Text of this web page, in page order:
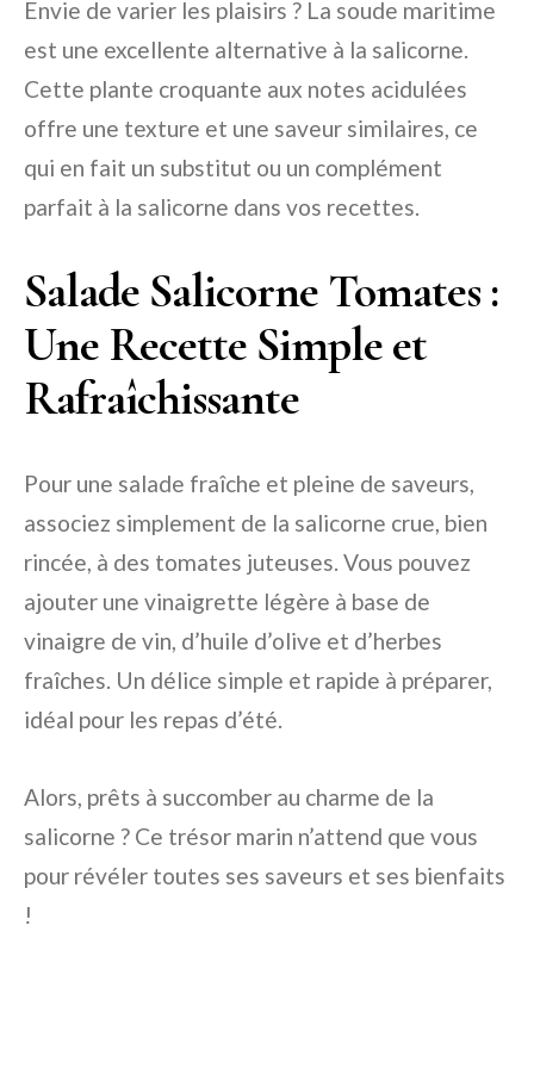
Envie de varier les plaisirs ? La soude maritime
est une excellente alternative à la salicorne.
Cette plante croquante aux notes acidulées
offre une texture et une saveur similaires, ce
qui en fait un substitut ou un complément
parfait à la salicorne dans vos recettes.
Salade Salicorne Tomates :
Une Recette Simple et
Rafraîchissante
Pour une salade fraîche et pleine de saveurs,
associez simplement de la salicorne crue, bien
rincée, à des tomates juteuses. Vous pouvez
ajouter une vinaigrette légère à base de
vinaigre de vin, d’huile d’olive et d’herbes
fraîches. Un délice simple et rapide à préparer,
idéal pour les repas d’été.
Alors, prêts à succomber au charme de la
salicorne ? Ce trésor marin n’attend que vous
pour révéler toutes ses saveurs et ses bienfaits
!